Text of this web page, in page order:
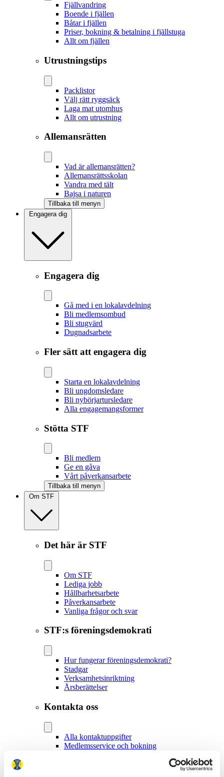
Fjällvandring
Boende i fjällen
Båtar i fjällen
Priser, bokning & betalning i fjällstuga
Allt om fjällen
Utrustningstips
Packlistor
Välj rätt ryggsäck
Laga mat utomhus
Allt om utrustning
Allemansrätten
Vad är allemansrätten?
Allemansrättsskolan
Vandra med tält
Bajsa i naturen
Tillbaka till menyn
Engagera dig
Engagera dig
Gå med i en lokalavdelning
Bli medlemsombud
Bli stugvärd
Dugnadsarbete
Fler sätt att engagera dig
Starta en lokalavdelning
Bli ungdomsledare
Bli nybörjartursledare
Alla engagemangsformer
Stötta STF
Bli medlem
Ge en gåva
Vårt påverkansarbete
Tillbaka till menyn
Om STF
Det här är STF
Om STF
Lediga jobb
Hållbarhetsarbete
Påverkansarbete
Vanliga frågor och svar
STF:s föreningsdemokrati
Hur fungerar föreningsdemokrati?
Stadgar
Verksamhetsinriktning
Årsberättelser
Kontakta oss
Alla kontaktuppgifter
Medlemsservice och bokning